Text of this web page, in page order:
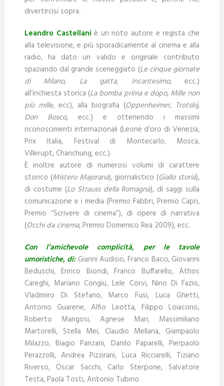
divertircisi sopra.
Leandro Castellani è un noto autore e regista che
alla televisione, e più sporadicamente al cinema e alla
radio, ha dato un valido e originale contributo
spaziando dal grande sceneggiato (Le cinque giornate
di Milano, La gatta, Incantesimo, ecc.)
all’inchiesta storica (La bomba prima e dopo, Mille non
più mille, ecc), alla biografia (Oppenheimer, Trotskij,
Don Bosco, ecc.) e ottenendo i massimi
riconoscimenti internazionali (Leone d’oro di Venezia,
Prix Italia, Festival di Montecarlo, Mosca,
Villerupt, Chanchung, ecc.).
È inoltre autore di numerosi volumi di carattere
storico (Mistero Majorana), giornalistico (Giallo storia),
di costume (Lo Strauss della Romagna), di saggi sulla
comunicazione e i media (Premio Fabbri, Premio Capri,
Premio “Scrivere di cinema”), di opere di narrativa
(Occhi da cinema, Premio Domenico Rea 2009), ecc.
Con l’amichevole complicità, per le tavole
umoristiche, di:Gianni Audisio, Franco Bacci, Giovanni
Beduschi, Enrico Biondi, Franco Buffarello, Athos
Careghi, Mariano Congiu, Lele Corvi, Nino Di Fazio,
Vladimiro Di Stefano, Marco Fusi, Luca Ghetti,
Antonio Guarene, Alfio Leotta, Filippo Loiacono,
Roberto Mangosi, Agnese Mari, Massimiliano
Martorelli, Stella Mei, Claudio Mellana, Giampaolo
Milazzo, Biagio Panzani, Danilo Paparelli, Pierpaolo
Perazzolli, Andrea Pizzirani, Luca Ricciarelli, Tiziano
Riverso, Oscar Sacchi, Carlo Sterpone, Salvatore
Testa, Paola Tosti, Antonio Tubino